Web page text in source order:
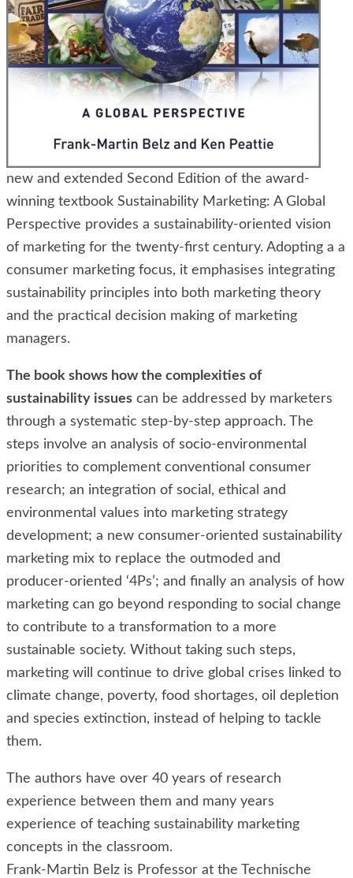
new and extended Second Edition of the award-
winning textbook Sustainability Marketing: A Global
Perspective provides a sustainability-oriented vision
of marketing for the twenty-first century. Adopting a a
consumer marketing focus, it emphasises integrating
sustainability principles into both marketing theory
and the practical decision making of marketing
managers.
The book shows how the complexities of
sustainability issues can be addressed by marketers
through a systematic step-by-step approach. The
steps involve an analysis of socio-environmental
priorities to complement conventional consumer
research; an integration of social, ethical and
environmental values into marketing strategy
development; a new consumer-oriented sustainability
marketing mix to replace the outmoded and
producer-oriented ‘4Ps’; and finally an analysis of how
marketing can go beyond responding to social change
to contribute to a transformation to a more
sustainable society. Without taking such steps,
marketing will continue to drive global crises linked to
climate change, poverty, food shortages, oil depletion
and species extinction, instead of helping to tackle
them.
The authors have over 40 years of research
experience between them and many years
experience of teaching sustainability marketing
concepts in the classroom.
Frank-Martin Belz is Professor at the Technische